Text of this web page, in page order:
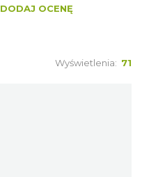
DODAJ OCENĘ
Wyświetlenia: 71